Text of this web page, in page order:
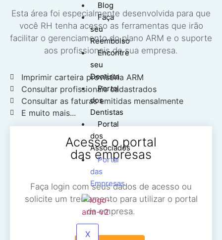
Blog
Faça
seu
Reembolso
Encontre
seu
Dentista
Portal
dos
Dentistas
Portal
dos
Associados
Portal
das
Empresas
X
Esta área foi especialmente desenvolvida para que
você RH tenha acesso as ferramentas que irão
facilitar o gerenciamento do plano ARM e o suporte
aos profissionais de sua empresa.
Imprimir carteira provisória ARM
Consultar profissionais cadastrados
Consultar as faturas emitidas mensalmente
E muito mais...
Acesse o portal
das empresas
Faça login com seus dados de acesso ou
solicite um treinamento para utilizar o portal
da empresa.